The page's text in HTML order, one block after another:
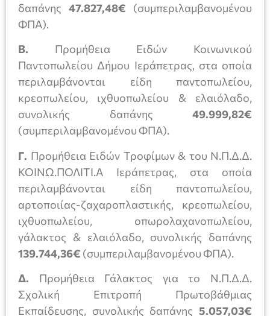
δαπάνης 47.827,48€ (συμπεριλαμβανομένου
ΦΠΑ).
Β. Προμήθεια Ειδών Κοινωνικού
Παντοπωλείου Δήμου Ιεράπετρας, στα οποία
περιλαμβάνονται είδη παντοπωλείου,
κρεοπωλείου, ιχθυοπωλείου & ελαιόλαδο,
συνολικής δαπάνης 49.999,82€
(συμπεριλαμβανομένου ΦΠΑ).
Γ. Προμήθεια Ειδών Τροφίμων & του Ν.Π.Δ.Δ.
ΚΟΙΝΩ.ΠΟΛΙΤΙ.Α Ιεράπετρας, στα οποία
περιλαμβάνονται είδη παντοπωλείου,
αρτοποιίας-ζαχαροπλαστικής, κρεοπωλείου,
ιχθυοπωλείου, οπωρολαχανοπωλείου,
γάλακτος & ελαιόλαδο, συνολικής δαπάνης
139.744,36€ (συμπεριλαμβανομένου ΦΠΑ).
Δ. Προμήθεια Γάλακτος για το Ν.Π.Δ.Δ.
Σχολική Επιτροπή Πρωτοβάθμιας
Εκπαίδευσης, συνολικής δαπάνης 5.057,03€